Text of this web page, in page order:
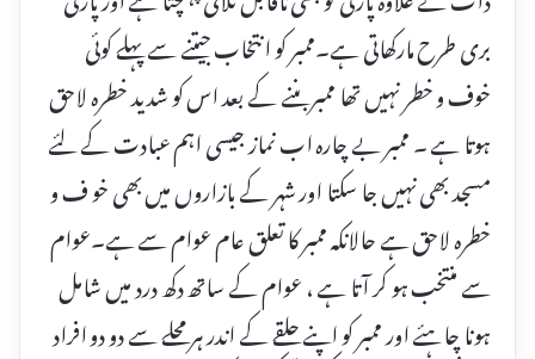
بری طرح مارکھاتی ہے۔ممبر کو انتخاب جیتنے سے پہلے کوئی
خوف و خطر نہیں تھا ممبر بننے کے بعد اس کو شدید خطرہ لاحق
ہوتا ہے ۔ ممبر بے چارہ اب نماز جیسی اہم عبادت کے لئے
مسجد بھی نہیں جا سکتا اور شہر کے بازاروں میں بھی خو ف و
خطرہ لاحق ہے حالانکہ ممبر کا تعلق عام عوام سے ہے۔عوام
سے منتخب ہو کر آتا ہے ، عوام کے ساتھ دکھ درد میں شامل
ہونا چاہئے اور ممبر کو اپنے حلقے کے اندر ہر محلے سے دو دو افراد